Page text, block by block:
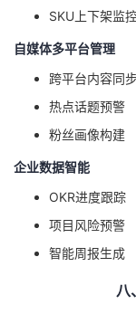
SKU上下架监
自媒体多平台管理
跨平台内容同
热点话题预警
粉丝画像构建
企业数据智能
OKR进度跟踪
项目风险预警
智能周报生成
八